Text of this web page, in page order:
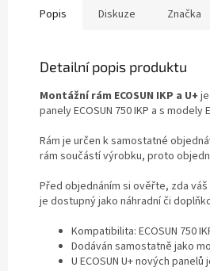
Popis Diskuze Značka
Detailní popis produktu
Montážní rám ECOSUN IKP a U+
panely ECOSUN 750 IKP a s modely
Rám je určen k samostatné
rám součástí výrobku, proto
Před objednáním si ověřte, zda
je dostupný jako náhradní či
Kompatibilita: ECOSUN 750
Dodáván samostatně jako
U ECOSUN U+ nových